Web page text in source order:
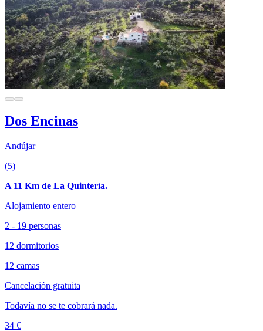
Dos Encinas
Andújar
(5)
A 11 Km de La Quintería.
Alojamiento entero
2 - 19 personas
12 dormitorios
12 camas
Cancelación gratuita
Todavía no se te cobrará nada.
34 €